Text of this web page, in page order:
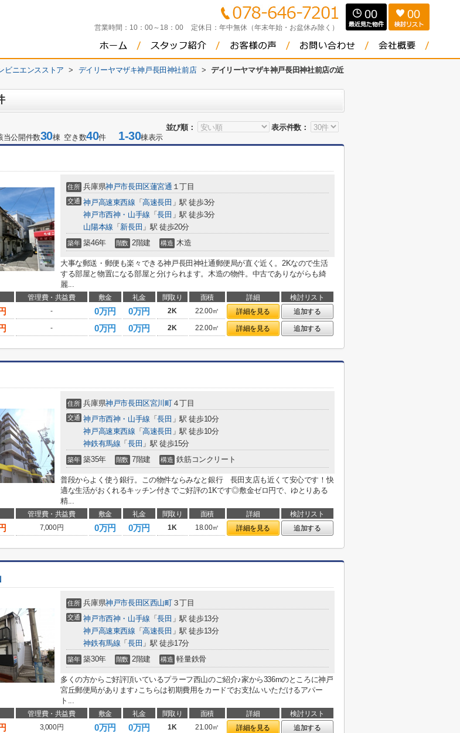
営業時間： 10：00～18：00 定休日： 年中無休（年末年始・お盆休み除く）
00 00
ビニエンスストア > デイリーヤマザキ神戸長田神社前店 >
デイリーヤマザキ神戸長田神社前店の近
並び順：
表示件数：
当公開件数30棟 空き数40件1-30棟表示
住所 兵庫県神戸市長田区蓮宮通 １丁目
交通 神戸高速東西線 「高速長田 」駅 徒歩3分
神戸市西神・山手線 「長田 」駅 徒歩3分
山陽本線 「 新長田 」駅 徒歩20分
築年 築46年 階数 2階建 構造 木造
大事な郵送・郵便も楽々できる神戸長田神社通郵便局が直ぐ近く。2Kなので生活
する部屋と物置になる部屋と分けられます。木造の物件。中古でありながらも綺
麗...
管理費・共益費 敷金 礼金 間取り 面積 詳細
検討リスト
- 0万円 0万円 2K 22.00㎡ 詳細を見る
追加する
- 0万円 0万円 2K 22.00㎡ 詳細を見る 追加する
住所 兵庫県神戸市長田区宮川町４丁目
交通 神戸市西神・山手線 「長田 」駅 徒歩10分
神戸高速東西線 「高速長田 」駅 徒歩10分
神鉄有馬線 「 長田 」駅 徒歩15分
築年 築35年 階数 7階建 構造 鉄筋コンクリート
普段からよく使う銀行。この物件ならみなと銀行 長田支店も近くて安心です！快
適な生活がおくれるキッチン付きでご好評の1Kです◎敷金ゼロ円で、ゆとりある
精...
管理費・共益費 敷金 礼金 間取り 面積 詳細
検討リスト
7,000円 0万円 0万円 1K 18.00㎡ 詳細を見る 追加する
住所 兵庫県神戸市長田区西山町３丁目
交通 神戸市西神・山手線 「長田 」駅 徒歩13分
神戸高速東西線 「高速長田 」駅 徒歩13分
神鉄有馬線 「 長田 」駅 徒歩17分
築年 築30年 階数 2階建 構造 軽量鉄骨
多くの方からご好評頂いているプラーフ西山のご紹介♪家から336mのところに神戸
宮丘郵便局があります♪こちらは初期費用をカードでお支払いいただけるアパー
ト...
管理費・共益費 敷金 礼金 間取り 面積 詳細
検討リスト
3,000円 0万円 0万円 1K 21.00㎡ 詳細を見る 追加する